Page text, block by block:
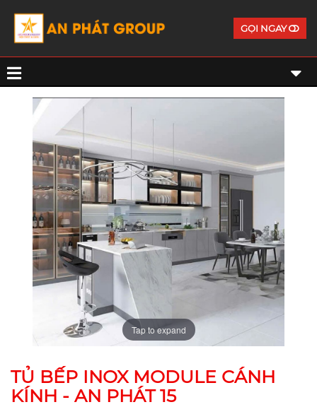
GỌI NGAY
Tap to expand
TỦ BẾP INOX MODULE CÁNH
KÍNH - AN PHÁT 15